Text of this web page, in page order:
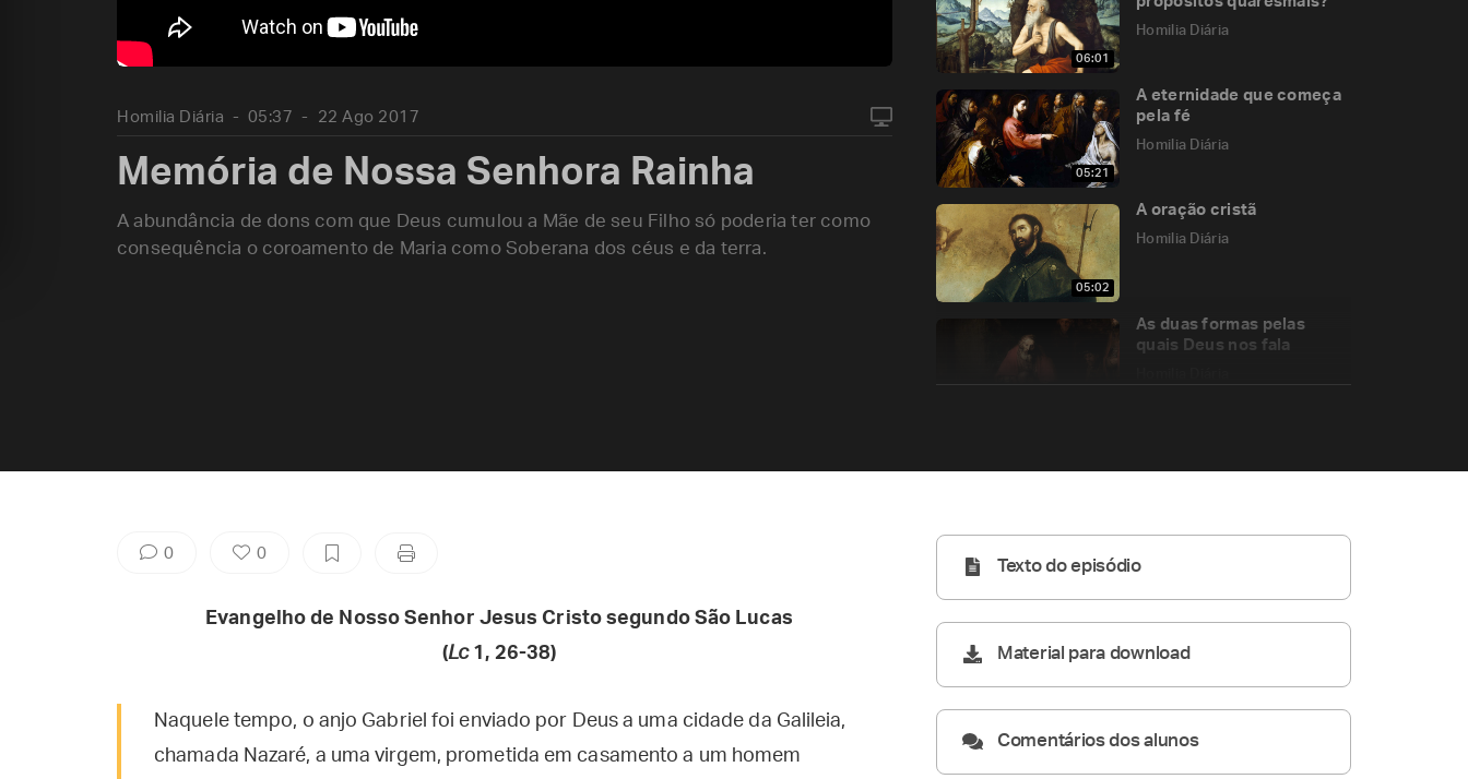
06:01
Homilia Diária
05:21
A eternidade que começa
pela fé
Homilia Diária
05:02
A oração cristã
Homilia Diária
As duas formas pelas
quais Deus nos fala
Homilia Diária 05:37 22 Ago 2017
Memória de Nossa Senhora Rainha
A abundância de dons com que Deus cumulou a Mãe de seu Filho só poderia ter como
consequência o coroamento de Maria como Soberana dos céus e da terra.
0 0
Evangelho de Nosso Senhor Jesus Cristo segundo São Lucas
(Lc1, 26-38)
Naquele tempo, o anjo Gabriel foi enviado por Deus a uma cidade da Galileia,
chamada Nazaré, a uma virgem, prometida em casamento a um homem
Texto do episódio
Material para download
Comentários dos alunos